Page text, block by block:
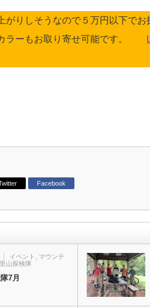
がりしそうなので５万円以下でお
ラーもお取り寄せ可能です。
Facebook
イベント
マウンテ
里山探検隊
7月